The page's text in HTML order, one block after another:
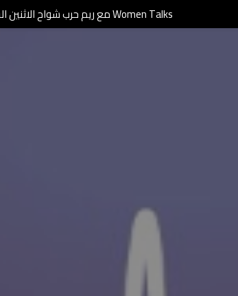
Women Talks مع ريم حرب شواح الاثنين الساعة الحادية عشرة